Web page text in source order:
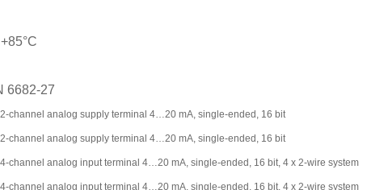
6682-27
2-channel analog supply terminal 4…20 mA, single-ended, 16 bit
2-channel analog supply terminal 4…20 mA, single-ended, 16 bit
4-channel analog input terminal 4…20 mA, single-ended, 16 bit, 4 x 2-wire system
4-channel analog input terminal 4…20 mA, single-ended, 16 bit, 4 x 2-wire system